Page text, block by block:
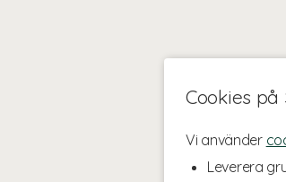
Cookies på
Vi använder
Leverera